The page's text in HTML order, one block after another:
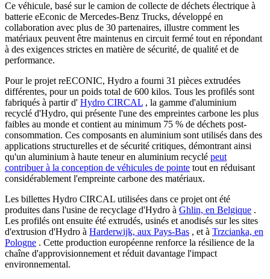
Ce véhicule, basé sur le camion de collecte de déchets électrique à
batterie eEconic de Mercedes-Benz Trucks, développé en
collaboration avec plus de 30 partenaires, illustre comment les
matériaux peuvent être maintenus en circuit fermé tout en répondant
à des exigences strictes en matière de sécurité, de qualité et de
performance.
Pour le projet reECONIC, Hydro a fourni 31 pièces extrudées
différentes, pour un poids total de 600 kilos. Tous les profilés sont
fabriqués à partir d' Hydro CIRCAL , la gamme d'aluminium
recyclé d'Hydro, qui présente l'une des empreintes carbone les plus
faibles au monde et contient au minimum 75 % de déchets post-
consommation. Ces composants en aluminium sont utilisés dans des
applications structurelles et de sécurité critiques, démontrant ainsi
qu'un aluminium à haute teneur en aluminium recyclé peut
contribuer à la conception de véhicules de pointe tout en réduisant
considérablement l'empreinte carbone des matériaux.
Les billettes Hydro CIRCAL utilisées dans ce projet ont été
produites dans l'usine de recyclage d'Hydro à Ghlin, en Belgique .
Les profilés ont ensuite été extrudés, usinés et anodisés sur les sites
d'extrusion d'Hydro à Harderwijk, aux Pays-Bas , et à Trzcianka, en
Pologne . Cette production européenne renforce la résilience de la
chaîne d'approvisionnement et réduit davantage l'impact
environnemental.